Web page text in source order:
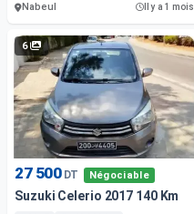
Nabeul Il y a 1 mois
6
27 500 DT Négociable
Suzuki Celerio 2017 140 Km